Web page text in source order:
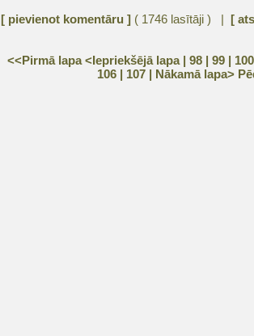
[ pievienot komentāru ] ( 1746 lasītāji ) | [
<<Pirmā lapa<Iepriekšējā lapa | 98 | 99 | 100
106| 107| Nākamā lapa>